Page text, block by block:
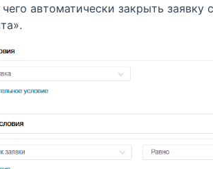
чего автоматически закрыть